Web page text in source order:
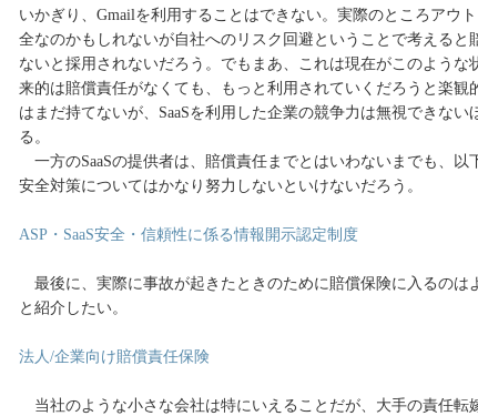
いかぎり、Gmailを利用することはできない。実際のところアウ
全なのかもしれないが自社へのリスク回避ということで考えると
ないと採用されないだろう。でもまあ、これは現在がこのような
来的は賠償責任がなくても、もっと利用されていくだろうと楽観
はまだ持てないが、SaaSを利用した企業の競争力は無視できな
る。
一方のSaaSの提供者は、賠償責任までとはいわないまでも、以
安全対策についてはかなり努力しないといけないだろう。
ASP・SaaS安全・信頼性に係る情報開示認定制度
最後に、実際に事故が起きたときのために賠償保険に入るのは
と紹介したい。
法人/企業向け賠償責任保険
当社のような小さな会社は特にいえることだが、大手の責任転